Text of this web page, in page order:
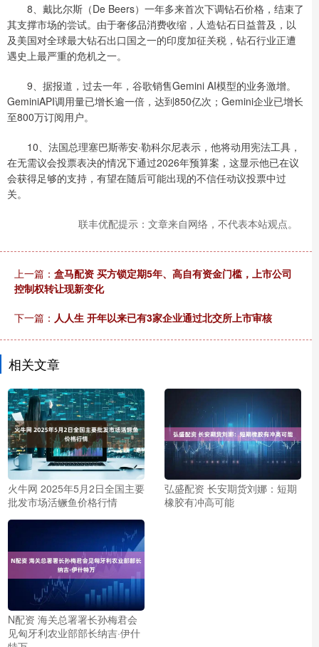
8、戴比尔斯（De Beers）一年多来首次下调钻石价格，结束了
其支撑市场的尝试。由于奢侈品消费收缩，人造钻石日益普及，以
及美国对全球最大钻石出口国之一的印度加征关税，钻石行业正遭
遇史上最严重的危机之一。
9、据报道，过去一年，谷歌销售Gemini AI模型的业务激增。
GeminiAPI调用量已增长逾一倍，达到850亿次；Gemini企业已增长
至800万订阅用户。
10、法国总理塞巴斯蒂安·勒科尔尼表示，他将动用宪法工具，
在无需议会投票表决的情况下通过2026年预算案，这显示他已在议
会获得足够的支持，有望在随后可能出现的不信任动议投票中过
关。
联丰优配提示：文章来自网络，不代表本站观点。
上一篇： 盒马配资 买方锁定期5年、高自有资金门槛，上市公司
控制权转让现新变化
下一篇： 人人生 开年以来已有3家企业通过北交所上市审核
相关文章
火牛网 2025年5月2日全国主要
批发市场活鳜鱼价格行情
弘盛配资 长安期货刘娜：短期
橡胶有冲高可能
N配资 海关总署署长孙梅君会
见匈牙利农业部部长纳吉·伊什